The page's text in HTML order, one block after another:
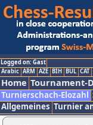
Logged on: Gast
Arabic ARM AZE BIH BUL CAT
Home Tournament-
Turnierschach-Elozahl
Allgemeines Turnier